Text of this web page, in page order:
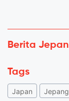
Berita
Tags
Japan Jepang